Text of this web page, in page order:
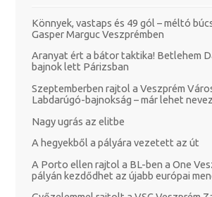
Könnyek, vastaps és 49 gól – méltó
Gasper Marguc Veszprémben
Aranyat ért a bátor taktika! Betlehem
bajnok lett Párizsban
Szeptemberben rajtol a Veszprém
Labdarúgó-bajnokság – már lehet
Nagy ugrás az elitbe
A hegyekből a pályára vezetett az út
A Porto ellen rajtol a BL-ben a One
pályán kezdődhet az újabb európai